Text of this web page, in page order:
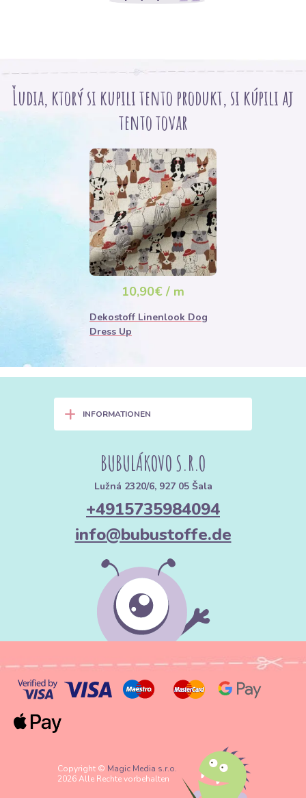
Ľudia, ktorý si kupili tento produkt, si kúpili aj
tento tovar
10,90€ / m
Dekostoff Linenlook Dog
Dress Up
+ INFORMATIONEN
BUBULÁKOVO S.R.O
Lužná 2320/6, 927 05 Šala
+4915735984094
info@bubustoffe.de
Copyright © Magic Media s.r.o.
2026 Alle Rechte vorbehalten